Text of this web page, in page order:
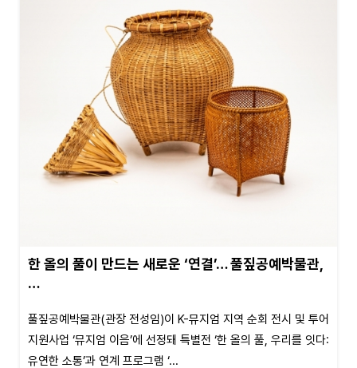
한 올의 풀이 만드는 새로운 ‘연결’… 풀짚공예박물관,
…
풀짚공예박물관(관장 전성임)이 K-뮤지엄 지역 순회 전시 및 투어
지원사업 ‘뮤지엄 이음’에 선정돼 특별전 ‘한 올의 풀, 우리를 잇다:
유연한 소통’과 연계 프로그램 ‘...